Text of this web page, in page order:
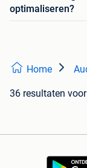
optimaliseren?
Home
36 resultaten